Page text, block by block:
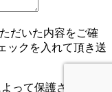
だいた内容をご確
ックを入れて頂き送
って保護されてい